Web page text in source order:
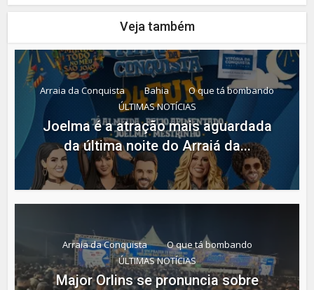
Veja também
Arraia da Conquista Bahia
O que tá bombando
ÚLTIMAS NOTÍCIAS
Joelma é a atração mais aguardada
da última noite do Arraiá da...
Arraia da Conquista
O que tá bombando
ÚLTIMAS NOTÍCIAS
Major Orlins se pronuncia sobre